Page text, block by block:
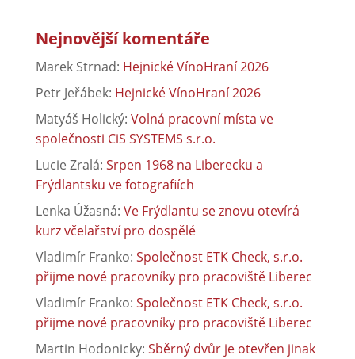
Nejnovější komentáře
Marek Strnad: Hejnické VínoHraní 2026
Petr Jeřábek: Hejnické VínoHraní 2026
Matyáš Holický: Volná pracovní místa ve
společnosti CiS SYSTEMS s.r.o.
Lucie Zralá: Srpen 1968 na Liberecku a
Frýdlantsku ve fotografiích
Lenka Úžasná: Ve Frýdlantu se znovu otevírá
kurz včelařství pro dospělé
Vladimír Franko: Společnost ETK Check, s.r.o.
přijme nové pracovníky pro pracoviště Liberec
Vladimír Franko: Společnost ETK Check, s.r.o.
přijme nové pracovníky pro pracoviště Liberec
Martin Hodonicky: Sběrný dvůr je otevřen jinak